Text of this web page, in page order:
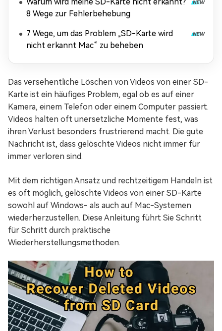
8 Wege zur Fehlerbehebung
7 Wege, um das Problem „SD-Karte wird
nicht erkannt Mac“ zu beheben
Das versehentliche Löschen von Videos von einer SD-
Karte ist ein häufiges Problem, egal ob es auf einer
Kamera, einem Telefon oder einem Computer passiert.
Videos halten oft unersetzliche Momente fest, was
ihren Verlust besonders frustrierend macht. Die gute
Nachricht ist, dass gelöschte Videos nicht immer für
immer verloren sind.
Mit dem richtigen Ansatz und rechtzeitigem Handeln ist
es oft möglich, gelöschte Videos von einer SD-Karte
sowohl auf Windows- als auch auf Mac-Systemen
wiederherzustellen. Diese Anleitung führt Sie Schritt
für Schritt durch praktische
Wiederherstellungsmethoden.